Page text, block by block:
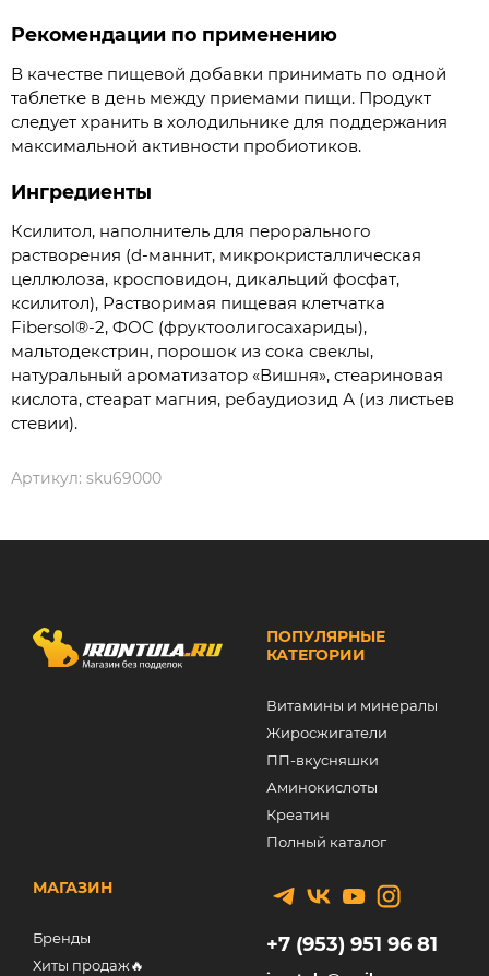
Рекомендации по применению
В качестве пищевой добавки принимать по одной
таблетке в день между приемами пищи. Продукт
следует хранить в холодильнике для поддержания
максимальной активности пробиотиков.
Ингредиенты
Ксилитол, наполнитель для перорального
растворения (d-маннит, микрокристаллическая
целлюлоза, кросповидон, дикальций фосфат,
ксилитол), Растворимая пищевая клетчатка
Fibersol®-2, ФОС (фруктоолигосахариды),
мальтодекстрин, порошок из сока свеклы,
натуральный ароматизатор «Вишня», стеариновая
кислота, стеарат магния, ребаудиозид А (из листьев
стевии).
Артикул: sku69000
ПОПУЛЯРНЫЕ
КАТЕГОРИИ
Витамины и минералы
Жиросжигатели
ПП-вкусняшки
Аминокислоты
Креатин
Полный каталог
МАГАЗИН
Бренды
Хиты продаж🔥
+7 (953) 951 96 81